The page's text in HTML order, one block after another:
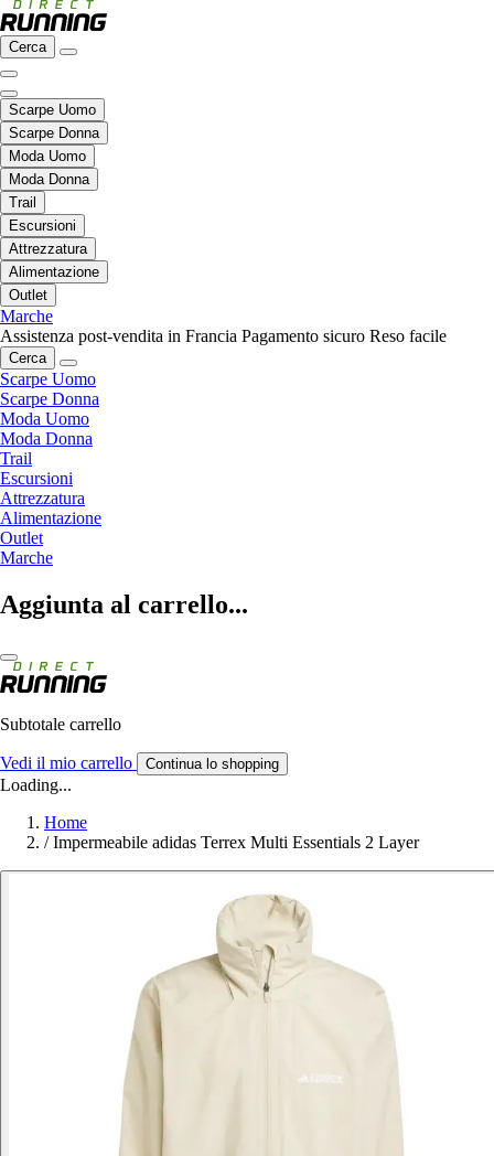
Cerca
Scarpe Uomo
Scarpe Donna
Moda Uomo
Moda Donna
Trail
Escursioni
Attrezzatura
Alimentazione
Outlet
Marche
Assistenza post-vendita in Francia Pagamento sicuro Reso facile
Cerca
Scarpe Uomo
Scarpe Donna
Moda Uomo
Moda Donna
Trail
Escursioni
Attrezzatura
Alimentazione
Outlet
Marche
Aggiunta al carrello...
Subtotale carrello
Vedi il mio carrello Continua lo shopping
Loading...
Home
/ Impermeabile adidas Terrex Multi Essentials 2 Layer